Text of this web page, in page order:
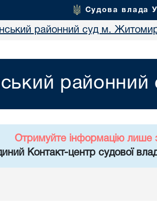
Судова влада
районний суд м.
Отримуйте інформацію лише
Контакт-центр судової